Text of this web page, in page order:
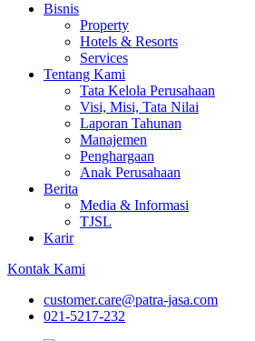
Bisnis
Property
Hotels & Resorts
Services
Tentang Kami
Tata Kelola Perusahaan
Visi, Misi, Tata Nilai
Laporan Tahunan
Manajemen
Penghargaan
Anak Perusahaan
Berita
Media & Informasi
TJSL
Karir
Kontak Kami
customer.care@patra-jasa.com
021-5217-232